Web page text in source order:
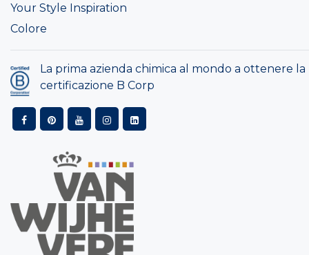
Your Style Inspiration
Colore
La prima azienda chimica al mondo a ottenere la
certificazione B Corp